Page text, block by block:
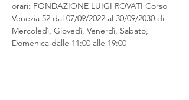
orari: FONDAZIONE LUIGI ROVATI Corso
Venezia 52 dal 07/09/2022 al 30/09/2030 di
Mercoledì, Giovedì, Venerdì, Sabato,
Domenica dalle 11:00 alle 19:00